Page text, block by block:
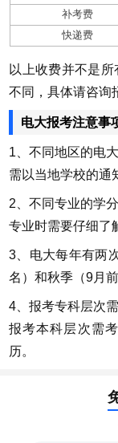
补考费
快递费
以上收费并不是
不同，具体请咨询
电大报考注意事
1、不同地区的电
需以当地学校的通
2、不同专业的学
专业时需要仔细了
3、电大每年有两
名）和秋季（9月前
4、报考专科层次
报考本科层次需
历。